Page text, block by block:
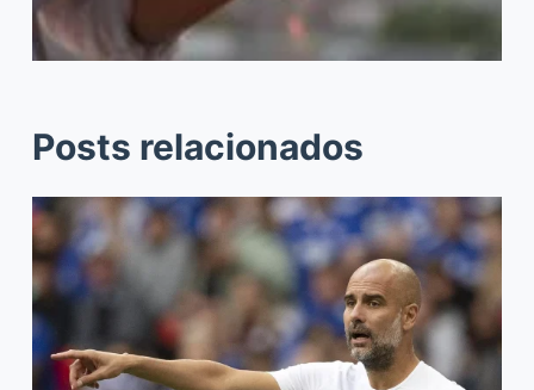
Posts relacionados